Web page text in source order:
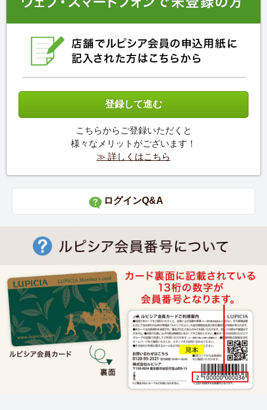
こちらからご登録いただくと
様々なメリットがございます！
≫ 詳しくはこちら